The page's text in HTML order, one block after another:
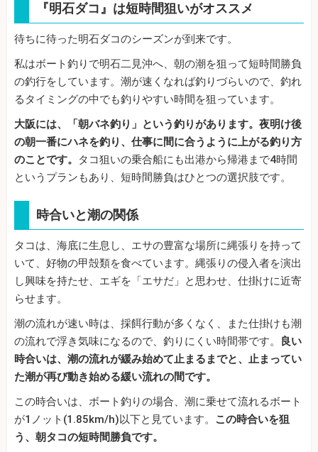
『明石ダコ』は短時間狙いがオススメ
待ちに待った明石ダコのシーズンが到来です。
私はボート釣りで明石二見沖へ、朝の潮を狙って短時間勝負
の釣行をしています。潮が速くなれば釣りづらいので、釣れ
るタイミングの中でも釣りやすい時間を狙っています。
大阪には、「朝バネ釣り」という釣りがあります。夜明け後
の朝一番にハネを釣り、仕事に間に合うように上がる釣り方
のことです。
タコ狙いの乗合船にも出港から帰港まで4時間
というプランもあり、短時間勝負はひとつの選択肢です。
時合いと潮の関係
タコは、海底に生息し、エサの豊富な場所に縄張りを持って
いて、好物の甲殻類を食べています。縄張りの侵入者を演出
し興味を持たせ、エギを「エサだ」と思わせ、仕掛けに近寄
らせます。
潮の流れが速い時は、採餌行動が多くなく、また仕掛けも潮
の流れで浮き気味になるので、釣りにくい時間帯です。
良い
時合いは、潮の流れが緩み始めて止まるまでと、止まってい
た潮が再び動き始める緩い流れの間です。
この時合いは、ボート釣りの場合、潮に乗せて流れるボート
が1ノット(1.85km/h)以下と見ています。 この時合いを狙
う、朝タコの短時間勝負です。